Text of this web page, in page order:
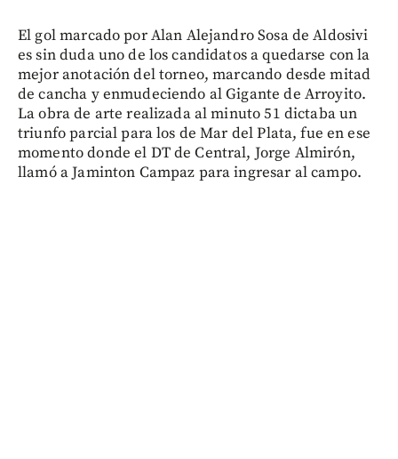
El gol marcado por Alan Alejandro Sosa de Aldosivi
es sin duda uno de los candidatos a quedarse con la
mejor anotación del torneo, marcando desde mitad
de cancha y enmudeciendo al Gigante de Arroyito.
La obra de arte realizada al minuto 51 dictaba un
triunfo parcial para los de Mar del Plata, fue en ese
momento donde el DT de Central, Jorge Almirón,
llamó a Jaminton Campaz para ingresar al campo.